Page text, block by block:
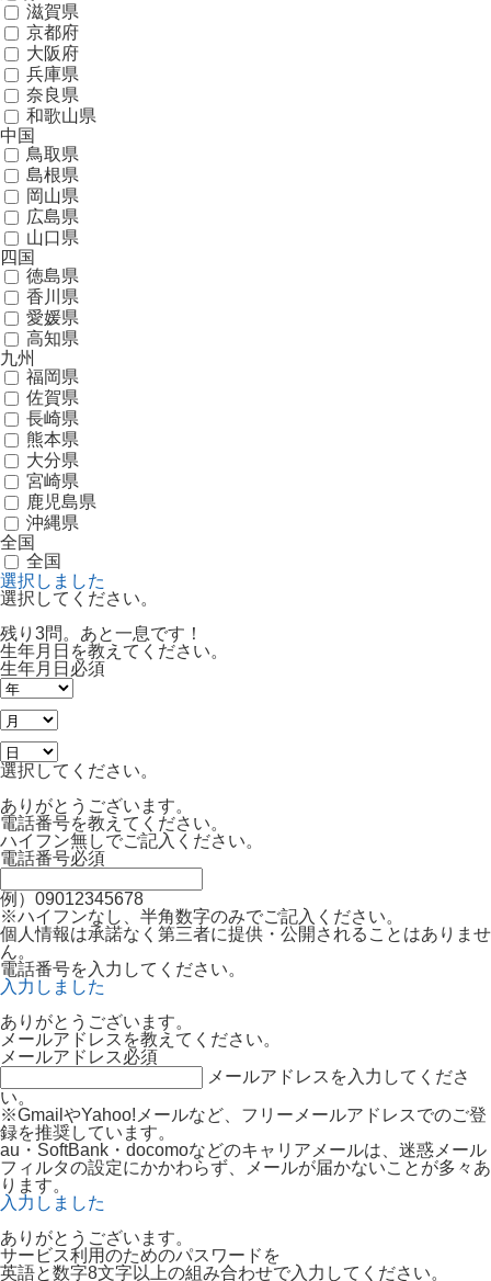
滋賀県
京都府
大阪府
兵庫県
奈良県
和歌山県
中国
鳥取県
島根県
岡山県
広島県
山口県
四国
徳島県
香川県
愛媛県
高知県
九州
福岡県
佐賀県
長崎県
熊本県
大分県
宮崎県
鹿児島県
沖縄県
全国
全国
選択しました
選択してください。
残り3問。あと一息です！
生年月日を教えてください。
生年月日 必須
選択してください。
ありがとうございます。
電話番号を教えてください。
ハイフン無しでご記入ください。
電話番号必須
例）09012345678
※ハイフンなし、半角数字のみでご記入ください。
個人情報は承諾なく第三者に提供・公開されることはありませ
ん。
電話番号を入力してください。
入力しました
ありがとうございます。
メールアドレスを教えてください。
メールアドレス必須
メールアドレスを入力してくださ
い。
※GmailやYahoo!メールなど、フリーメールアドレスでのご登
録を推奨しています。
au・SoftBank・docomoなどのキャリアメールは、迷惑メール
フィルタの設定にかかわらず、メールが届かないことが多々あ
ります。
入力しました
ありがとうございます。
サービス利用のためのパスワードを
英語と数字8文字以上の組み合わせで入力してください。